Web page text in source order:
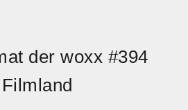
der woxx #394